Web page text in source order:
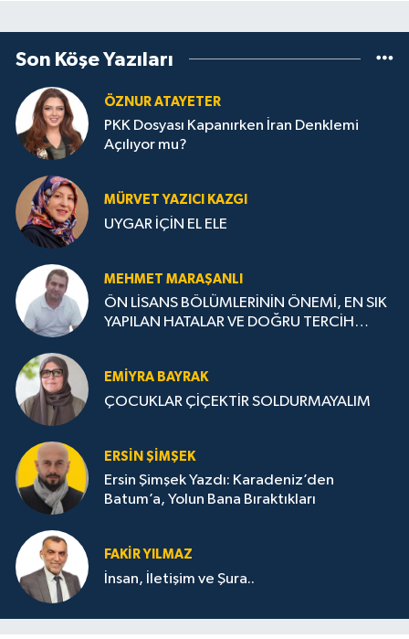
Son Köşe Yazıları
ÖZNUR ATAYETER
PKK Dosyası Kapanırken İran Denklemi
Açılıyor mu?
MÜRVET YAZICI KAZGI
UYGAR İÇİN EL ELE
MEHMET MARAŞANLI
ÖN LİSANS BÖLÜMLERİNİN ÖNEMİ, EN SIK
YAPILAN HATALAR VE DOĞRU TERCİH
EMIYRA BAYRAK
ÇOCUKLAR ÇİÇEKTİR SOLDURMAYALIM
ERSIN ŞIMŞEK
Ersin Şimşek Yazdı: Karadeniz’den
Batum’a, Yolun Bana Bıraktıkları
FAKIR YILMAZ
İnsan, İletişim ve Şura..